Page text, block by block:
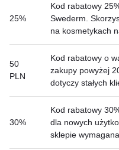
25%
Kod rabatowy
Swederm.
na kosmetykach
50
PLN
Kod rabatowy o
zakupy powyżej
dotyczy stałych
30%
Kod rabatowy
dla nowych
sklepie